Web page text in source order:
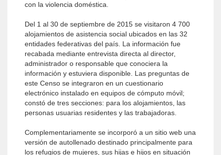
con la violencia doméstica.
Del 1 al 30 de septiembre de 2015 se visitaron 4 700
alojamientos de asistencia social ubicados en las 32
entidades federativas del país. La información fue
recabada mediante entrevista directa al director,
administrador o responsable que conociera la
información y estuviera disponible. Las preguntas de
este Censo se integraron en un cuestionario
electrónico instalado en equipos de cómputo móvil;
constó de tres secciones: para los alojamientos, las
personas usuarias residentes y las trabajadoras.
Complementariamente se incorporó a un sitio web una
versión de autollenado destinado principalmente para
los refugios de mujeres, sus hijas e hijos en situación